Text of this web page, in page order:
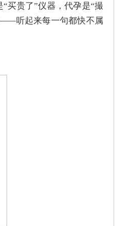
贵了”仪器，代孕是“撮
听起来每一句都快不属